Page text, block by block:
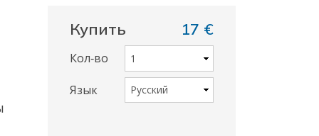
Купить 17 €
Кол‑во
Язык